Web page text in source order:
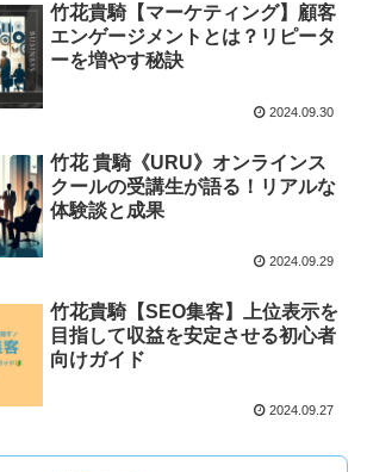
竹花貴騎【マーケティング】顧客
エンゲージメントとは？リピータ
ーを増やす秘訣
2024.09.30
竹花 貴騎《URU》オンラインス
クールの受講生が語る！リアルな
体験談と成果
2024.09.29
竹花貴騎【SEO集客】上位表示を
目指して収益を安定させる初心者
向けガイド
2024.09.27